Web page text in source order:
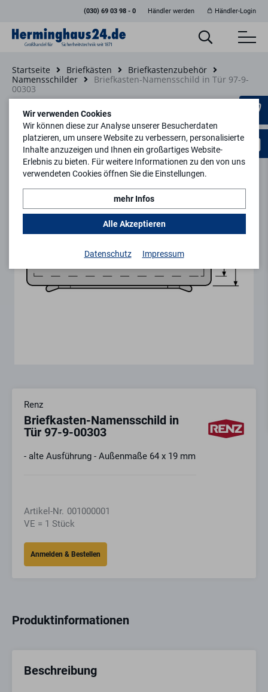
(030) 69 03 98 - 0 Händler werden Händler-Login
Startseite Briefkästen
Briefkastenzubehör
Namensschilder
Briefkasten-Namensschild in Tür 97-9-
00303
Renz
Briefkasten-Namensschild in
Tür 97-9-00303
- alte Ausführung - Außenmaße 64 x 19 mm
Artikel-Nr. 001000001
VE = 1 Stück
Produktinformationen
Beschreibung
Wir verwenden Cookies
Wir können diese zur Analyse unserer Besucherdaten
platzieren, um unsere Website zu verbessern, personalisierte
Inhalte anzuzeigen und Ihnen ein großartiges Website-
Erlebnis zu bieten. Für weitere Informationen zu den von uns
verwendeten Cookies öffnen Sie die Einstellungen.
mehr Infos
Alle Akzeptieren
Datenschutz Impressum